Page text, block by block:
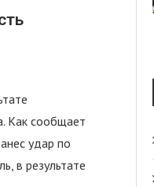
Как сообщает
удар по
в результате